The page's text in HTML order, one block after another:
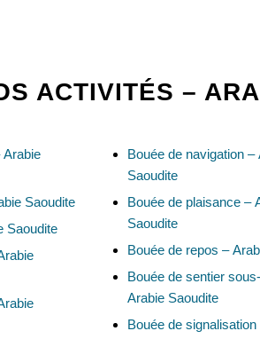
ACTIVITÉS –
Arabie
Saoudite
Saoudite
Bouée de navigation –
Saoudite
Bouée de plaisance –
Saoudite
Bouée de repos –
Bouée de sentier
Arabie Saoudite
Bouée de